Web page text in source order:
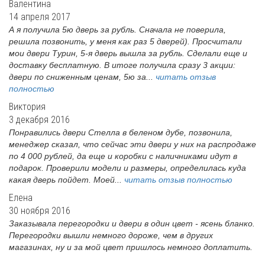
Валентина
14 апреля 2017
А я получила 5ю дверь за рубль. Сначала не поверила,
решила позвонить, у меня как раз 5 дверей). Просчитали
мои двери Турин, 5-я дверь вышла за рубль. Сделали еще и
доставку бесплатную. В итоге получила сразу 3 акции:
двери по сниженным ценам, 5ю за... читать отзыв
полностью
Виктория
3 декабря 2016
Понравились двери Стелла в беленом дубе, позвонила,
менеджер сказал, что сейчас эти двери у них на распродаже
по 4 000 рублей, да еще и коробки с наличниками идут в
подарок. Проверили модели и размеры, определилась куда
какая дверь пойдет. Моей... читать отзыв полностью
Елена
30 ноября 2016
Заказывала перегородки и двери в один цвет - ясень бланко.
Перегородки вышли немного дороже, чем в других
магазинах, ну и за мой цвет пришлось немного доплатить.